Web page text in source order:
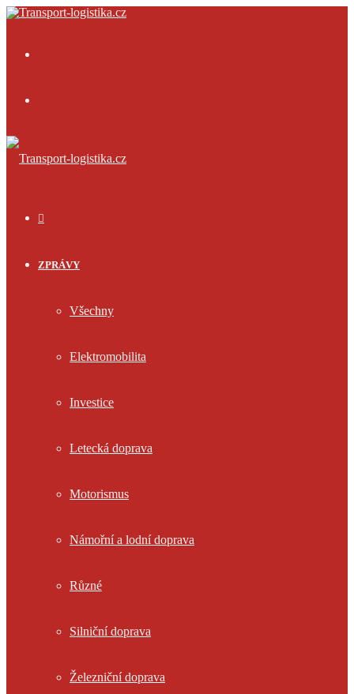
ZPRÁVY
Všechny
Elektromobilita
Investice
Letecká doprava
Motorismus
Námořní a lodní doprava
Různé
Silniční doprava
Železniční doprava